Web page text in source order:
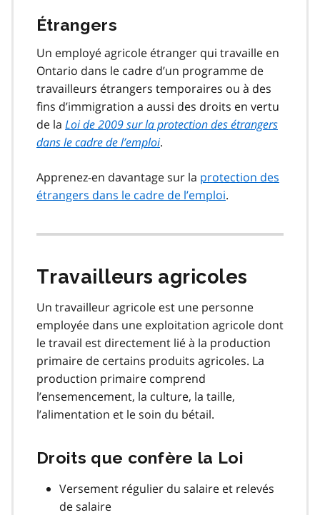
Étrangers
Un employé agricole étranger qui travaille en
Ontario dans le cadre d’un programme de
travailleurs étrangers temporaires ou à des
fins d’immigration a aussi des droits en vertu
de la Loi de 2009 sur la protection des étrangers
dans le cadre de l’emploi.
Apprenez-en davantage sur la protection des
étrangers dans le cadre de l’emploi.
Travailleurs agricoles
Un travailleur agricole est une personne
employée dans une exploitation agricole dont
le travail est directement lié à la production
primaire de certains produits agricoles. La
production primaire comprend
l’ensemencement, la culture, la taille,
l’alimentation et le soin du bétail.
Droits que confère la Loi
Versement régulier du salaire et relevés
de salaire